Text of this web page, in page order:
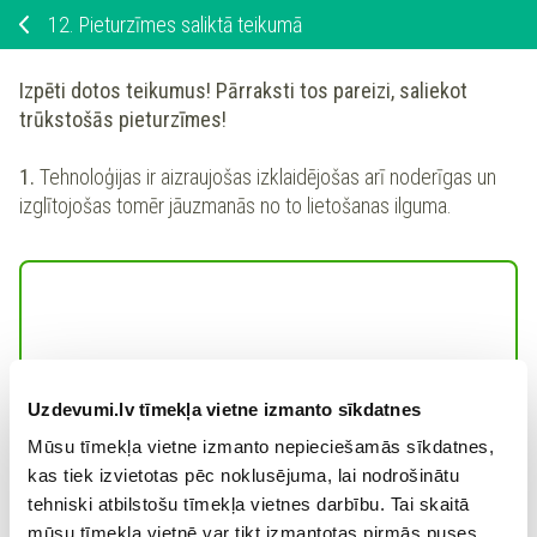
Uzdevumi.lv tīmekļa vietne izmanto sīkdatnes
Mūsu tīmekļa vietne izmanto nepieciešamās sīkdatnes,
kas tiek izvietotas pēc noklusējuma, lai nodrošinātu
tehniski atbilstošu tīmekļa vietnes darbību. Tai skaitā
mūsu tīmekļa vietnē var tikt izmantotas pirmās puses
12. Pieturzīmes saliktā teikumā
Izpēti dotos teikumus! Pārraksti tos pareizi, saliekot
trūkstošās pieturzīmes!
1. Tehnoloģijas ir aizraujošas izklaidējošas arī noderīgas un
izglītojošas tomēr jāuzmanās no to lietošanas ilguma.
2.Diezgan drīz jaunietis sāk izvairīties kontaktēties klātienē
jo pieradis visus jautājumus risināt virtuālajā vidē.